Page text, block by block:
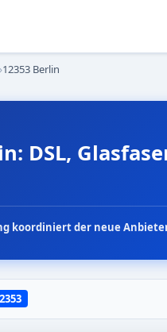
›12353 Berlin
DSL,
koordiniert der neue